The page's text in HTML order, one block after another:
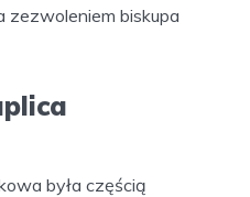
zezwoleniem biskupa
była częścią